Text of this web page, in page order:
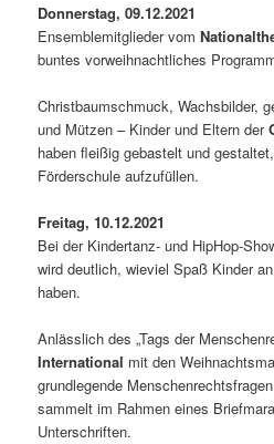
Donnerstag, 09.12.2021
Ensemblemitglieder vom
buntes vorweihnachtliches
Christbaumschmuck, Wachsbilder,
und Mützen – Kinder und Eltern der
haben fleißig gebastelt und
Förderschule aufzufüllen.
Freitag, 10.12.2021
Bei der Kindertanz- und HipHop-
wird deutlich, wieviel Spaß Kinder
haben.
Anlässlich des „Tags der
International mit den
grundlegende
sammelt im Rahmen eines
Unterschriften.